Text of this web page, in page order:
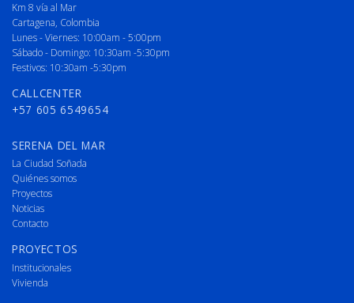
Km 8 vía al Mar
Cartagena, Colombia
Lunes - Viernes: 10:00am - 5:00pm
Sábado - Domingo: 10:30am -5:30pm
Festivos: 10:30am -5:30pm
CALLCENTER
+57 605 6549654
SERENA DEL MAR
La Ciudad Soñada
Quiénes somos
Proyectos
Noticias
Contacto
PROYECTOS
Institucionales
Vivienda